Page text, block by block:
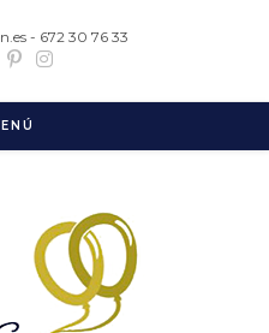
- 672 30 76 33